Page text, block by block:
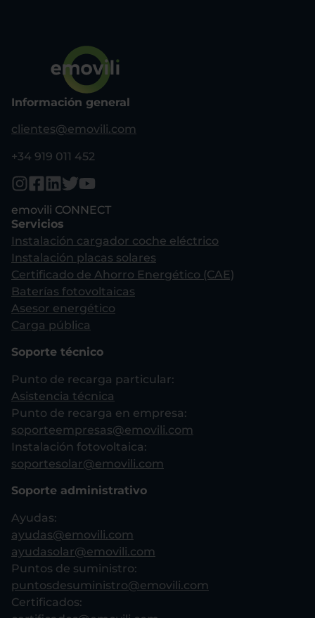
Información general
clientes@emovili.com
+34 919 011 452
emovili CONNECT
Servicios
Instalación cargador coche eléctrico
Instalación placas solares
Certificado de Ahorro Energético (CAE)
Baterías fotovoltaicas
Asesor energético
Carga pública
Soporte técnico
Punto de recarga particular:
Asistencia técnica
Punto de recarga en empresa:
soporteempresas@emovili.com
Instalación fotovoltaica:
soportesolar@emovili.com
Soporte administrativo
Ayudas:
ayudas@emovili.com
ayudasolar@emovili.com
Puntos de suministro:
puntosdesuministro@emovili.com
Certificados: